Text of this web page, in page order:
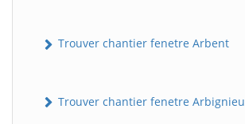
Trouver chantier fenetre Arbent
Trouver chantier fenetre Arbignieu